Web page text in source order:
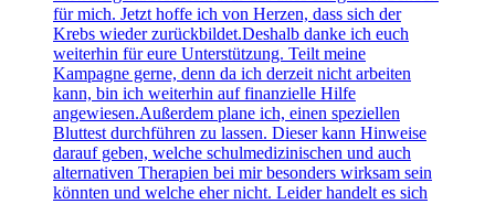
für mich. Jetzt hoffe ich von Herzen, dass sich der
Krebs wieder zurückbildet.Deshalb danke ich euch
weiterhin für eure Unterstützung. Teilt meine
Kampagne gerne, denn da ich derzeit nicht arbeiten
kann, bin ich weiterhin auf finanzielle Hilfe
angewiesen.Außerdem plane ich, einen speziellen
Bluttest durchführen zu lassen. Dieser kann Hinweise
darauf geben, welche schulmedizinischen und auch
alternativen Therapien bei mir besonders wirksam sein
könnten und welche eher nicht. Leider handelt es sich